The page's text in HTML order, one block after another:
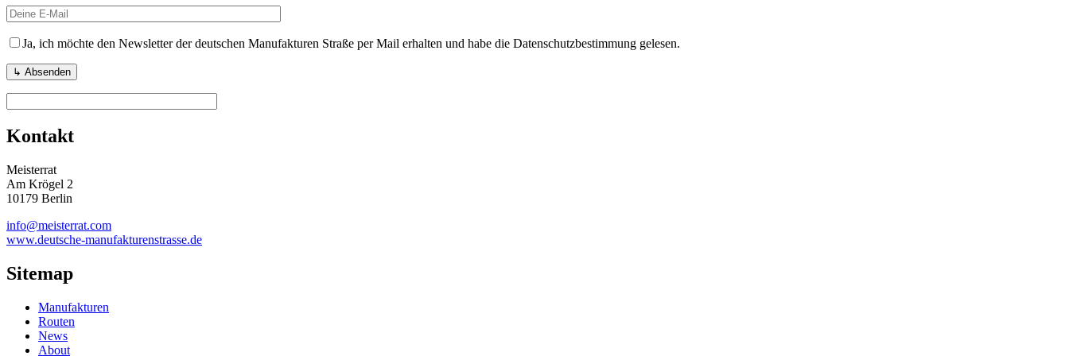
Ja, ich möchte den Newsletter der deutschen Manufakturen Straße per Mail erhalten und habe die Datenschutzbestimmung gelesen.
Kontakt
Meisterrat
Am Krögel 2
10179 Berlin
info@meisterrat.com
www.deutsche-manufakturenstrasse.de
Sitemap
Manufakturen
Routen
News
About